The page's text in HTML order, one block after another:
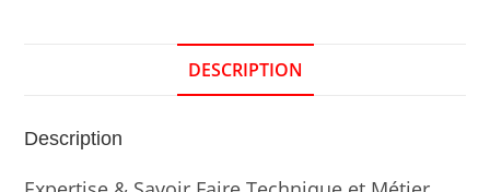
DESCRIPTION
Description